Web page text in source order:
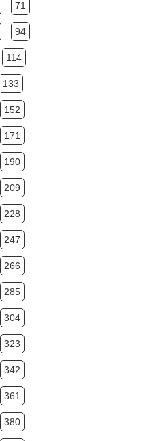
71
94
114
133
152
171
190
209
228
247
266
285
304
323
342
361
380